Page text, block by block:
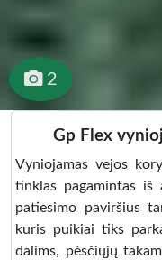
2
Gp Flex
Vyniojamas vejos
tinklas pagamintas
patiesimo paviršius
kuris puikiai tiks
dalims, pėsčiųjų